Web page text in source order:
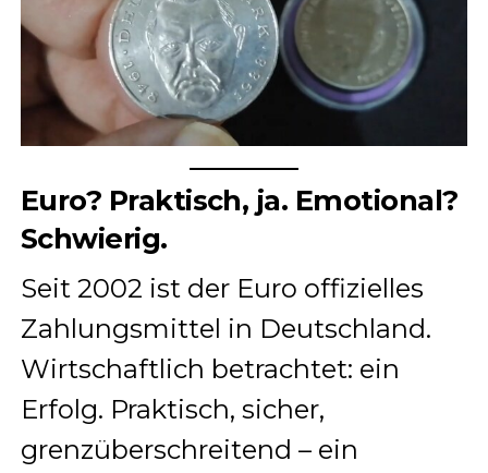
Euro? Praktisch, ja. Emotional?
Schwierig.
Seit 2002 ist der Euro offizielles
Zahlungsmittel in Deutschland.
Wirtschaftlich betrachtet: ein
Erfolg. Praktisch, sicher,
grenzüberschreitend – ein